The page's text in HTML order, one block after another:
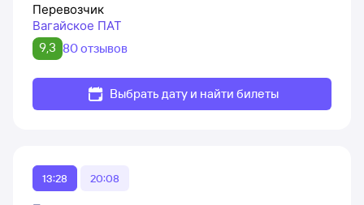
Перевозчик
Вагайское ПАТ
9,3 80 отзывов
Выбрать дату и найти билеты
13:28 20:08